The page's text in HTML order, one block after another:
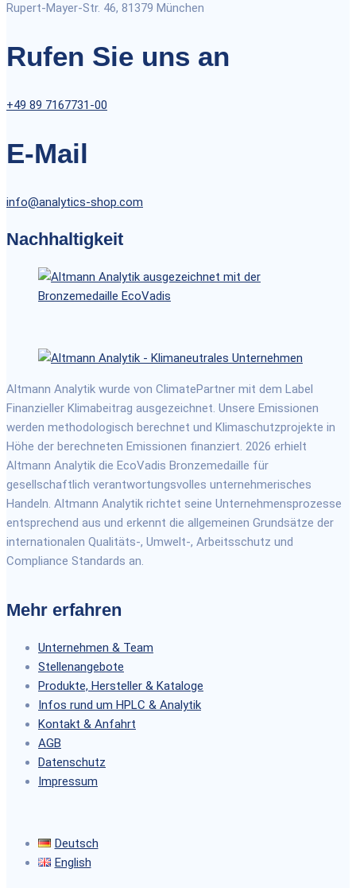
Rupert-Mayer-Str. 46, 81379 München
Rufen Sie uns an
+49 89 7167731-00
E-Mail
info@analytics-shop.com
Nachhaltigkeit
Altmann Analytik wurde von ClimatePartner mit dem Label
Finanzieller Klimabeitrag ausgezeichnet. Unsere Emissionen
werden methodologisch berechnet und Klimaschutzprojekte in
Höhe der berechneten Emissionen finanziert. 2026 erhielt
Altmann Analytik die EcoVadis Bronzemedaille für
gesellschaftlich verantwortungsvolles unternehmerisches
Handeln. Altmann Analytik richtet seine Unternehmensprozesse
entsprechend aus und erkennt die allgemeinen Grundsätze der
internationalen Qualitäts-, Umwelt-, Arbeitsschutz und
Compliance Standards an.
Mehr erfahren
Unternehmen & Team
Stellenangebote
Produkte, Hersteller & Kataloge
Infos rund um HPLC & Analytik
Kontakt & Anfahrt
AGB
Datenschutz
Impressum
Deutsch
English